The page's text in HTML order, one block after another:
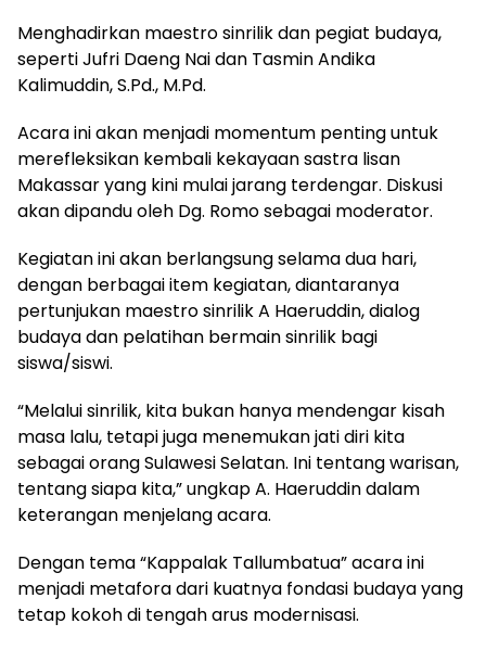
Menghadirkan maestro sinrilik dan pegiat budaya,
seperti Jufri Daeng Nai dan Tasmin Andika
Kalimuddin, S.Pd., M.Pd.
Acara ini akan menjadi momentum penting untuk
merefleksikan kembali kekayaan sastra lisan
Makassar yang kini mulai jarang terdengar. Diskusi
akan dipandu oleh Dg. Romo sebagai moderator.
Kegiatan ini akan berlangsung selama dua hari,
dengan berbagai item kegiatan, diantaranya
pertunjukan maestro sinrilik A Haeruddin, dialog
budaya dan pelatihan bermain sinrilik bagi
siswa/siswi.
“Melalui sinrilik, kita bukan hanya mendengar kisah
masa lalu, tetapi juga menemukan jati diri kita
sebagai orang Sulawesi Selatan. Ini tentang warisan,
tentang siapa kita,” ungkap A. Haeruddin dalam
keterangan menjelang acara.
Dengan tema “Kappalak Tallumbatua” acara ini
menjadi metafora dari kuatnya fondasi budaya yang
tetap kokoh di tengah arus modernisasi.